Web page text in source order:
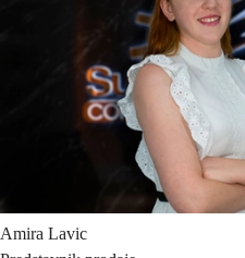
Amira Lavic